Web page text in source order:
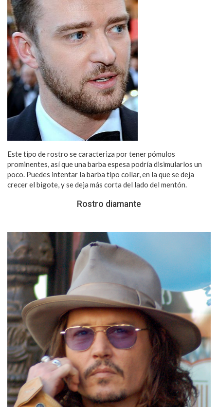
Este tipo de rostro se caracteriza por tener pómulos
prominentes, así que una barba espesa podría disimularlos un
poco. Puedes intentar la barba tipo collar, en la que se deja
crecer el bigote, y se deja más corta del lado del mentón.
Rostro diamante